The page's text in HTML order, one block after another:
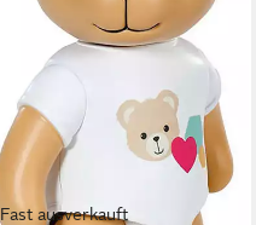
Fast ausverkauft